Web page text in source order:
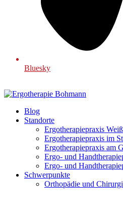
Bluesky
Blog
Standorte
Ergotherapiepraxis
Ergotherapiepraxis im
Ergotherapiepraxis am
Ergo- und
Ergo- und
Schwerpunkte
Orthopädie und